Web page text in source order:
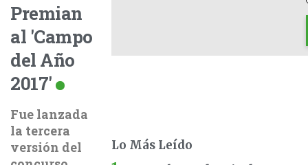
Premian
al 'Campo
del Año
2017'
Fue lanzada
la tercera
versión del
Lo Más Leído